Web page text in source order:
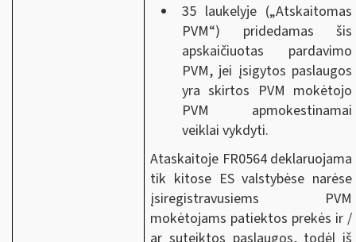
35 laukelyje („Atskaitomas
PVM“) pridedamas šis
apskaičiuotas pardavimo
PVM, jei įsigytos paslaugos
yra skirtos PVM mokėtojo
PVM apmokestinamai
veiklai vykdyti.
Ataskaitoje FR0564 deklaruojama
tik kitose ES valstybėse narėse
įsiregistravusiems PVM
mokėtojams patiektos prekės ir /